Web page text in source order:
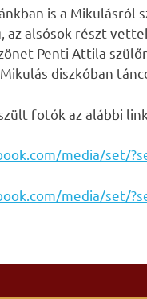
is a Mikulásról
az alsósok részt
Penti Attila
diszkóban
fotók az alábbi
media/set/
media/set/